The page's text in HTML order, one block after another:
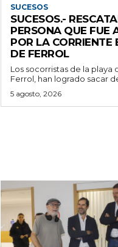
SUCESOS
SUCESOS.-
PERSONA QUE FUE
POR LA CORRIENTE
DE FERROL
Los socorristas de la playa
Ferrol, han logrado sacar
5 agosto, 2026